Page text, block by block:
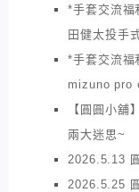
*手套交流福
田健太投手
*手套交流福
mizuno pro
【圓圓小舖
兩大迷思~
2026.5.13
2026.5.25